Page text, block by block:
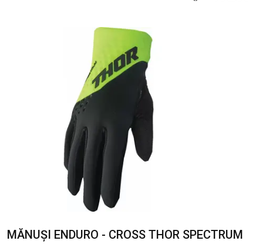
MĂNUȘI ENDURO - CROSS THOR SPECTRUM